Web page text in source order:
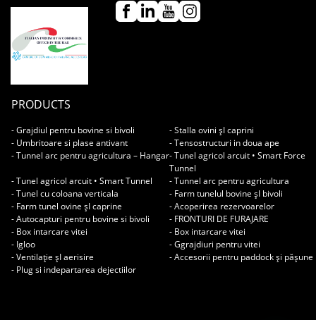
PRODUCTS
- Grajdiul pentru bovine si bivoli
- Stalla ovini șI caprini
- Umbritoare si plase antivant
- Tensostructuri in doua ape
- Tunnel arc pentru agricultura – Hangar- Tunel agricol arcuit • Smart Force
Tunnel
- Tunel agricol arcuit • Smart Tunnel
- Tunnel arc pentru agricultura
- Tunel cu coloana verticala
- Farm tunelul bovine șI bivoli
- Farm tunel ovine șI caprine
- Acoperirea rezervoarelor
- Autocapturi pentru bovine si bivoli
- FRONTURI DE FURAJARE
- Box intarcare vitei
- Box intarcare vitei
- Igloo
- Ggrajdiuri pentru vitei
- Ventilație șI aerisire
- Accesorii pentru paddock și pășune
- Plug si indepartarea dejectiilor